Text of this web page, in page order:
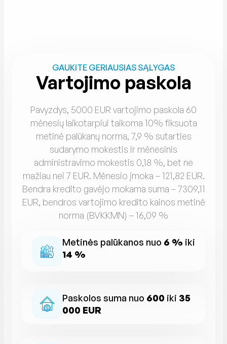
GAUKITE GERIAUSIAS SĄLYGAS
Vartojimo paskola
Pavyzdys, 5000 EUR vartojimo paskola 60
mėnesių laikotarpiui taikoma 10% fiksuota
metinė palūkanų norma, 7,9 % sutarties
sudarymo mokestis ir mėnesinis
administravimo mokestis 0,18 %, bet ne
mažiau nei 7 EUR. Mėnesio įmoka – 121,82 EUR.
Bendra kredito gavėjo mokama suma – 7309,11
EUR, bendros vartojimo kredito kainos metinė
norma (BVKKMN) – 16,09 %
Metinės palūkanos nuo 6 % iki
14 %
Paskolos suma nuo 600 iki 35
000 EUR